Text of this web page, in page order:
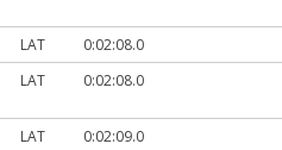
LAT
0:02:08.0
LAT 0:02:08.0
LAT 0:02:09.0